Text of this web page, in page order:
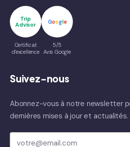
Trip
Advisor
Certificat
d'excellence
Google
5/5
Avis Google
Suivez-nous
Abonnez-vous à notre newsletter
dernières mises à jour et actualités.